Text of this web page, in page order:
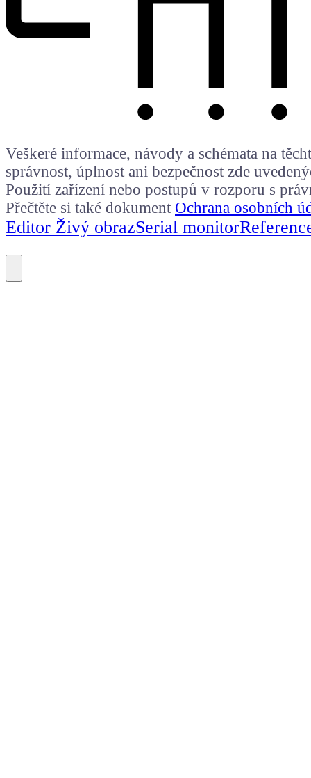
Veškeré informace, návody a schémata na
správnost, úplnost ani bezpečnost zde
Použití zařízení nebo postupů v rozporu s
Přečtěte si také dokument Ochrana osobních
Editor Živý obrazSerial monitor